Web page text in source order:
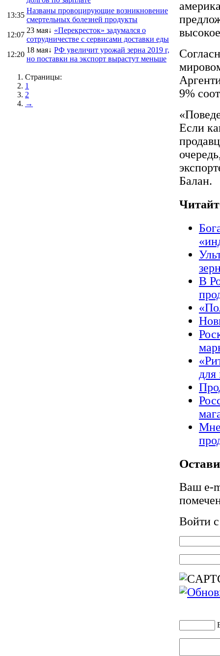
13:35
Названы провоцирующие возникновение
смертельных болезней продукты
12:07
23 мая↓ «Перекресток» задумался о
сотрудничестве с сервисами доставки еды
12:20
18 мая↓ РФ увеличит урожай зерна 2019 г,
но поставки на экспорт вырастут меньше
Страницы:
1
2
→
9%
Если
Балан.
В
для
Ваш e-
Войти